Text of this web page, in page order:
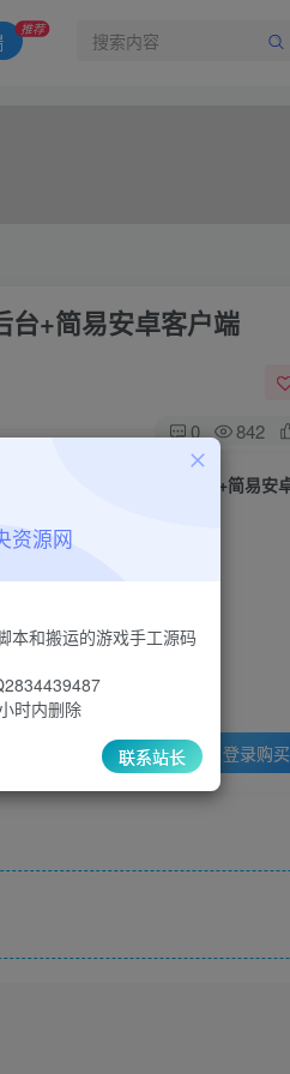
推荐
台+简易安卓客户端
0 842
登录购买
资源网
本和搬运的游戏手工源码
时内删除
联系站长